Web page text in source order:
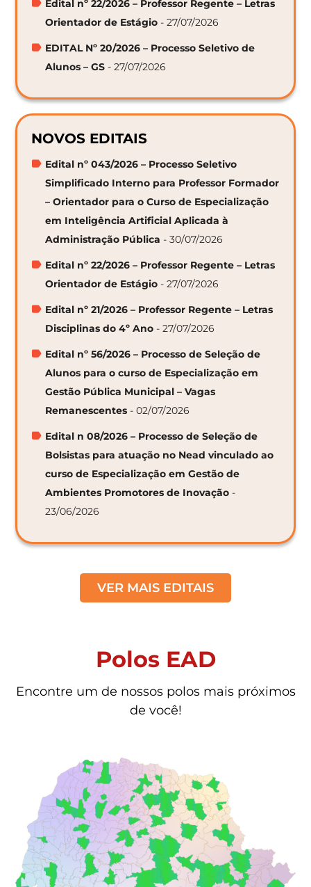
Edital nº 22/2026 – Professor Regente – Letras
Orientador de Estágio - 27/07/2026
EDITAL Nº 20/2026 – Processo Seletivo de
Alunos – GS - 27/07/2026
NOVOS EDITAIS
Edital nº 043/2026 – Processo Seletivo
Simplificado Interno para Professor Formador
– Orientador para o Curso de Especialização
em Inteligência Artificial Aplicada à
Administração Pública - 30/07/2026
Edital nº 22/2026 – Professor Regente – Letras
Orientador de Estágio - 27/07/2026
Edital nº 21/2026 – Professor Regente – Letras
Disciplinas do 4º Ano - 27/07/2026
Edital nº 56/2026 – Processo de Seleção de
Alunos para o curso de Especialização em
Gestão Pública Municipal – Vagas
Remanescentes - 02/07/2026
Edital n 08/2026 – Processo de Seleção de
Bolsistas para atuação no Nead vinculado ao
curso de Especialização em Gestão de
Ambientes Promotores de Inovação -
23/06/2026
VER MAIS EDITAIS
Polos EAD
Encontre um de nossos polos mais próximos
de você!